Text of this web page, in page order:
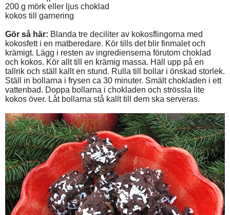
200 g mörk eller ljus choklad
kokos till garnering
Gör så här: Blanda tre deciliter av kokosflingorna med
kokosfett i en matberedare. Kör tills det blir finmalet och
krämigt. Lägg i resten av ingredienserna förutom choklad
och kokos. Kör allt till en krämig massa. Häll upp på en
tallrik och ställ kallt en stund. Rulla till bollar i önskad storlek.
Ställ in bollarna i frysen ca 30 minuter. Smält chokladen i ett
vattenbad. Doppa bollarna i chokladen och strössla lite
kokos över. Låt bollarna stå kallt till dem ska serveras.